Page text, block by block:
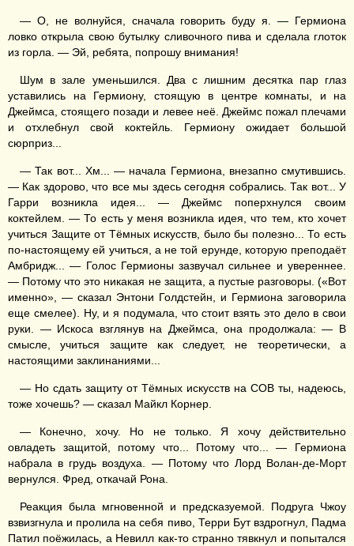
— О, не волнуйся, сначала говорить буду я. — Гермиона
ловко открыла свою бутылку сливочного пива и сделала глоток
из горла. — Эй, ребята, попрошу внимания!
Шум в зале уменьшился. Два с лишним десятка пар глаз
уставились на Гермиону, стоящую в центре комнаты, и на
Джеймса, стоящего позади и левее неё. Джеймс пожал плечами
и отхлебнул свой коктейль. Гермиону ожидает большой
сюрприз...
— Так вот... Хм... — начала Гермиона, внезапно смутившись.
— Как здорово, что все мы здесь сегодня собрались. Так вот... У
Гарри возникла идея... — Джеймс поперхнулся своим
коктейлем. — То есть у меня возникла идея, что тем, кто хочет
учиться Защите от Тёмных искусств, было бы полезно... То есть
по-настоящему ей учиться, а не той ерунде, которую преподаёт
Амбридж... — Голос Гермионы зазвучал сильнее и увереннее.
— Потому что это никакая не защита, а пустые разговоры. («Вот
именно», — сказал Энтони Голдстейн, и Гермиона заговорила
еще смелее). Ну, и я подумала, что стоит взять это дело в свои
руки. — Искоса взглянув на Джеймса, она продолжала: — В
смысле, учиться защите как следует, не теоретически, а
настоящими заклинаниями...
— Но сдать защиту от Тёмных искусств на СОВ ты, надеюсь,
тоже хочешь? — сказал Майкл Корнер.
— Конечно, хочу. Но не только. Я хочу действительно
овладеть защитой, потому что... Потому что... — Гермиона
набрала в грудь воздуха. — Потому что Лорд Волан-де-Морт
вернулся. Фред, откачай Рона.
Реакция была мгновенной и предсказуемой. Подруга Чжоу
взвизгнула и пролила на себя пиво, Терри Бут вздрогнул, Падма
Патил поёжилась, а Невилл как-то странно тявкнул и попытался